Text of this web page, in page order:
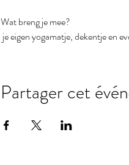
Wat breng je mee?
je eigen yogamatje, dekentje en
Partager cet